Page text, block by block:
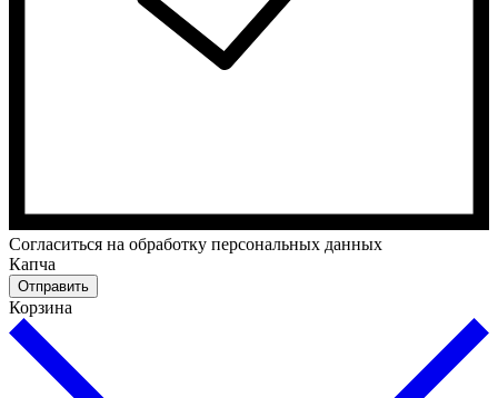
Cогласиться на обработку персональных данных
Капча
Отправить
Корзина